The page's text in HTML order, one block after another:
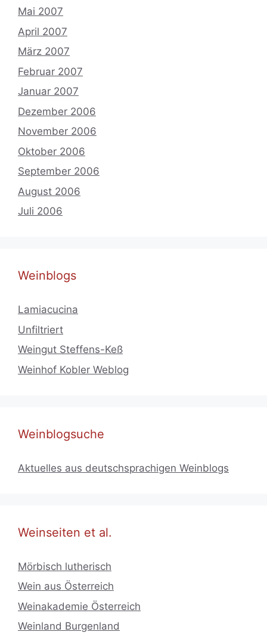
Mai 2007
April 2007
März 2007
Februar 2007
Januar 2007
Dezember 2006
November 2006
Oktober 2006
September 2006
August 2006
Juli 2006
Weinblogs
Lamiacucina
Unfiltriert
Weingut Steffens-Keß
Weinhof Kobler Weblog
Weinblogsuche
Aktuelles aus deutschsprachigen Weinblogs
Weinseiten et al.
Mörbisch lutherisch
Wein aus Österreich
Weinakademie Österreich
Weinland Burgenland